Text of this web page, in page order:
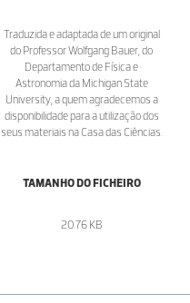
Traduzida e adaptada de um original
do Professor Wolfgang Bauer, do
Departamento de Física e
Astronomia da Michigan State
University, a quem agradecemos a
disponibilidade para a utilização dos
seus materiais na Casa das Ciências.
TAMANHO DO FICHEIRO
20.76 KB